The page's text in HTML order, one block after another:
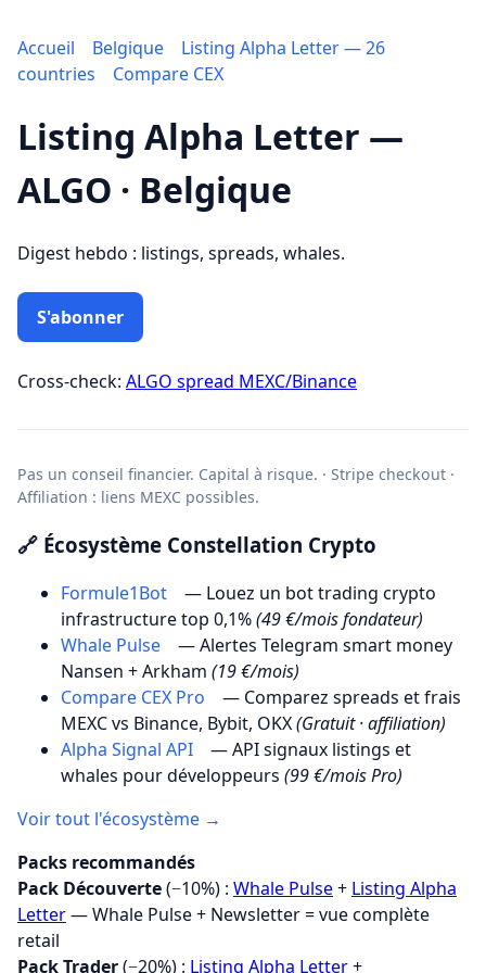
Accueil Belgique
Listing Alpha Letter — 26
countries
Compare CEX
Listing Alpha Letter —
ALGO · Belgique
Digest hebdo : listings, spreads, whales.
S'abonner
Cross-check: ALGO spread MEXC/Binance
Pas un conseil financier. Capital à risque. · Stripe checkout ·
Affiliation : liens MEXC possibles.
🔗 Écosystème Constellation Crypto
Formule1Bot
— Louez un bot trading crypto
infrastructure top 0,1%(49 €/mois fondateur)
Whale Pulse
— Alertes Telegram smart money
Nansen + Arkham (19 €/mois)
Compare CEX Pro
— Comparez spreads et frais
MEXC vs Binance, Bybit, OKX(Gratuit · affiliation)
Alpha Signal API
— API signaux listings et
whales pour développeurs (99 €/mois Pro)
Voir tout l'écosystème →
Packs recommandés
Pack Découverte(−10%) : Whale Pulse+ Listing Alpha
Letter— Whale Pulse + Newsletter = vue complète
retail
Pack Trader(−20%) : Listing Alpha Letter+